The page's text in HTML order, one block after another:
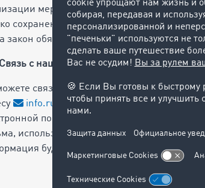
мер, необходимых до выполнения
сохраненные вами данные больше не
закон обязывает нас хранить их дольше.
с нашими сотрудниками по
связаться с нами по электронной
info.ru@timocom.com ,
почты наших сотрудников.
используются только для ответа на
будет удалена в соответствии с